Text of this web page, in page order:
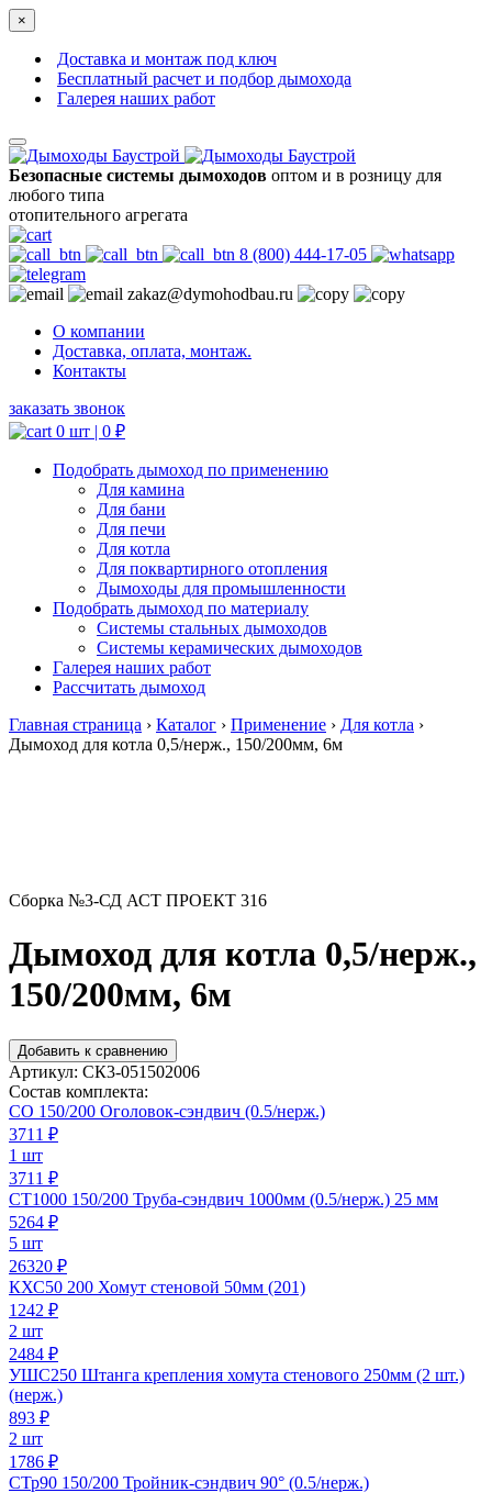
×
Доставка и монтаж под ключ
Бесплатный расчет и подбор дымохода
Галерея наших работ
Безопасные системы дымоходов оптом и в розницу для
любого типа
отопительного агрегата
8 (800) 444-17-05
zakaz@dymohodbau.ru
О компании
Доставка, оплата, монтаж.
Контакты
заказать звонок
0 шт | 0 ₽
Подобрать дымоход по применению
Для камина
Для бани
Для печи
Для котла
Для поквартирного отопления
Дымоходы для промышленности
Подобрать дымоход по материалу
Системы стальных дымоходов
Системы керамических дымоходов
Галерея наших работ
Рассчитать дымоход
Главная страница › Каталог › Применение › Для котла ›
Дымоход для котла 0,5/нерж., 150/200мм, 6м
Сборка №3-СД АСТ ПРОЕКТ 316
Дымоход для котла 0,5/нерж.,
150/200мм, 6м
Добавить к сравнению
Артикул: СК3-051502006
Состав комплекта:
СО 150/200 Оголовок-сэндвич (0.5/нерж.)
3711 ₽
1 шт
3711 ₽
СТ1000 150/200 Труба-сэндвич 1000мм (0.5/нерж.) 25 мм
5264 ₽
5 шт
26320 ₽
КХС50 200 Хомут стеновой 50мм (201)
1242 ₽
2 шт
2484 ₽
УШС250 Штанга крепления хомута стенового 250мм (2 шт.)
(нерж.)
893 ₽
2 шт
1786 ₽
СТр90 150/200 Тройник-сэндвич 90° (0.5/нерж.)